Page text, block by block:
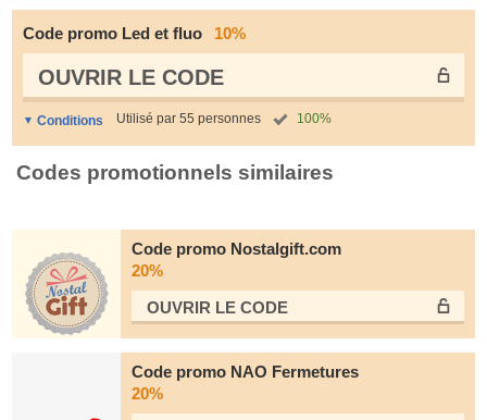
Code promo Led et fluo 10%
OUVRIR LE СODE
Conditions Utilisé par 55 personnes 100%
Codes promotionnels similaires
Code promo Nostalgift.com
20%
OUVRIR LE СODE
Code promo NAO Fermetures
20%